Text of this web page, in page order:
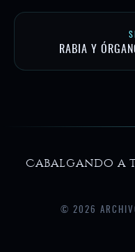
RABIA Y
Cabalgando a
© 2026